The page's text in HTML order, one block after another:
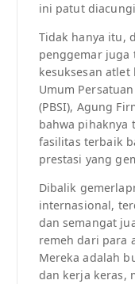
ini patut
Tidak hanya itu,
penggemar
kesuksesan
Umum
(PBSI), Agung
bahwa pihaknya
fasilitas terbaik
prestasi yang
Dibalik
internasional,
dan semangat
remeh dari para
Mereka adalah
dan kerja keras,